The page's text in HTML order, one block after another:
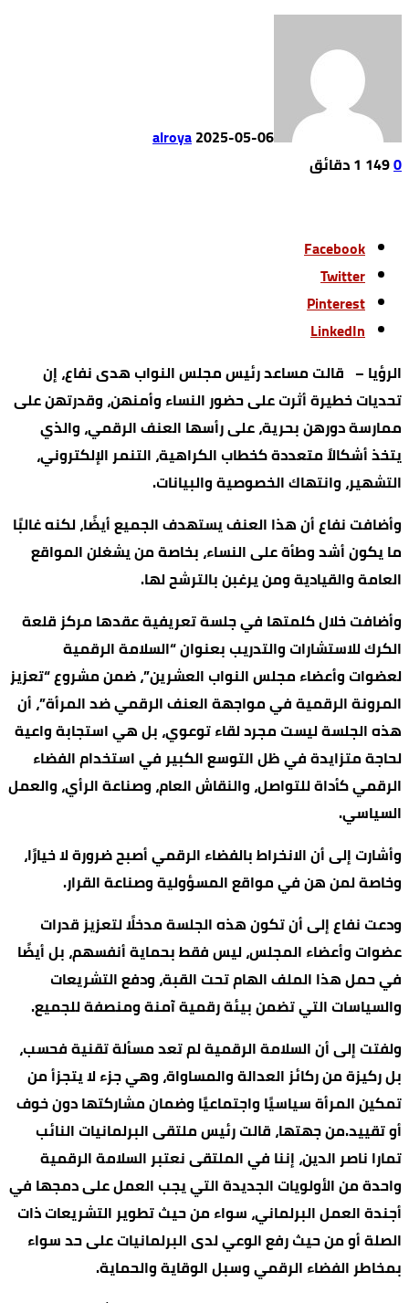
alroya2025-05-06
0
149 1 ‫دقائق‬
Facebook
Twitter
Pinterest
LinkedIn
الرؤيا – قالت مساعد رئيس مجلس النواب هدى نفاع، إن
تحديات خطيرة أثرت على حضور النساء وأمنهن، وقدرتهن على
ممارسة دورهن بحرية، على رأسها العنف الرقمي، والذي
يتخذ أشكالاً متعددة كخطاب الكراهية، التنمر الإلكتروني،
التشهير، وانتهاك الخصوصية والبيانات.
وأضافت نفاع أن هذا العنف يستهدف الجميع أيضًا، لكنه غالبًا
ما يكون أشد وطأة على النساء، بخاصة من يشغلن المواقع
العامة والقيادية ومن يرغبن بالترشح لها.
وأضافت خلال كلمتها في جلسة تعريفية عقدها مركز قلعة
الكرك للاستشارات والتدريب بعنوان “السلامة الرقمية
لعضوات وأعضاء مجلس النواب العشرين”، ضمن مشروع “تعزيز
المرونة الرقمية في مواجهة العنف الرقمي ضد المرأة”، أن
هذه الجلسة ليست مجرد لقاء توعوي، بل هي استجابة واعية
لحاجة متزايدة في ظل التوسع الكبير في استخدام الفضاء
الرقمي كأداة للتواصل، والنقاش العام، وصناعة الرأي، والعمل
السياسي.
وأشارت إلى أن الانخراط بالفضاء الرقمي أصبح ضرورة لا خيارًا،
وخاصة لمن هن في مواقع المسؤولية وصناعة القرار.
ودعت نفاع إلى أن تكون هذه الجلسة مدخلًا لتعزيز قدرات
عضوات وأعضاء المجلس، ليس فقط بحماية أنفسهم، بل أيضًا
في حمل هذا الملف الهام تحت القبة، ودفع التشريعات
والسياسات التي تضمن بيئة رقمية آمنة ومنصفة للجميع.
ولفتت إلى أن السلامة الرقمية لم تعد مسألة تقنية فحسب،
بل ركيزة من ركائز العدالة والمساواة، وهي جزء لا يتجزأ من
تمكين المرأة سياسيًا واجتماعيًا وضمان مشاركتها دون خوف
أو تقييد.من جهتها، قالت رئيس ملتقى البرلمانيات النائب
تمارا ناصر الدين، إننا في الملتقى نعتبر السلامة الرقمية
واحدة من الأولويات الجديدة التي يجب العمل على دمجها في
أجندة العمل البرلماني، سواء من حيث تطوير التشريعات ذات
الصلة أو من حيث رفع الوعي لدى البرلمانيات على حد سواء
بمخاطر الفضاء الرقمي وسبل الوقاية والحماية.